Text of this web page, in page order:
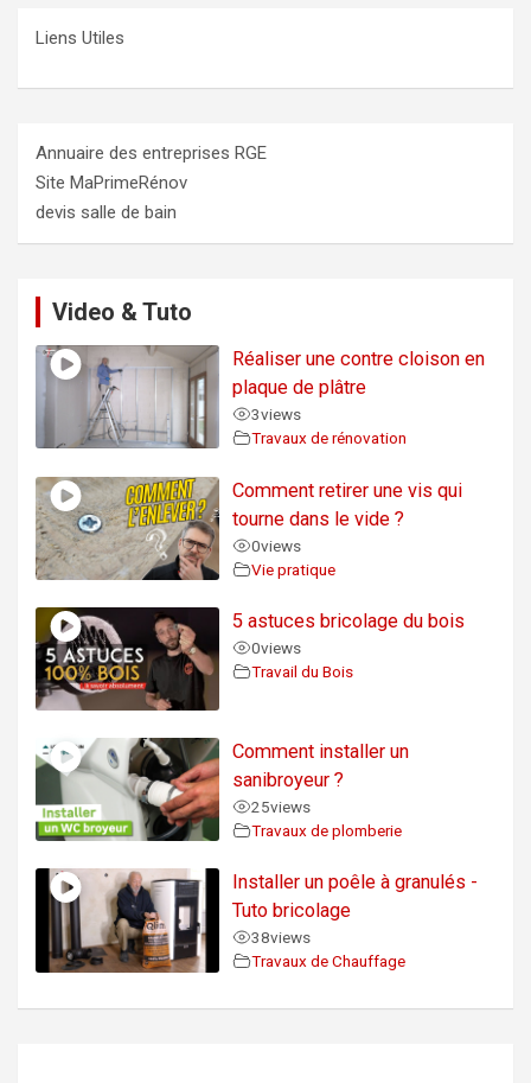
Liens Utiles
Annuaire des entreprises RGE
Site MaPrimeRénov
devis salle de bain
Video & Tuto
Réaliser une contre cloison en
plaque de plâtre
3views
Travaux de rénovation
Comment retirer une vis qui
tourne dans le vide ?
0views
Vie pratique
5 astuces bricolage du bois
0views
Travail du Bois
Comment installer un
sanibroyeur ?
25views
Travaux de plomberie
Installer un poêle à granulés -
Tuto bricolage
38views
Travaux de Chauffage